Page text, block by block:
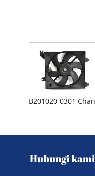
Hubungi kami